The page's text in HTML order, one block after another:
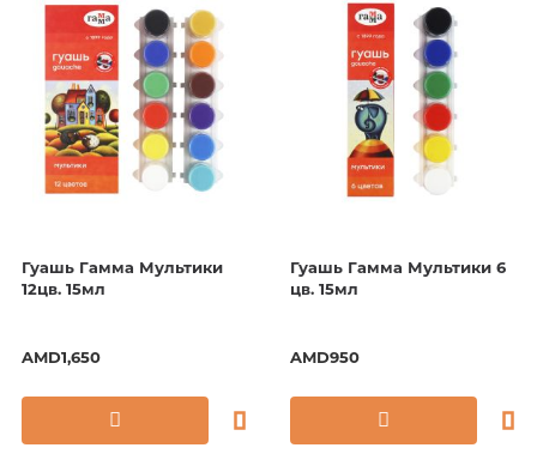
Гуашь Гамма Мультики
12цв. 15мл
AMD1,650
Гуашь Гамма Мультики 6
цв. 15мл
AMD950